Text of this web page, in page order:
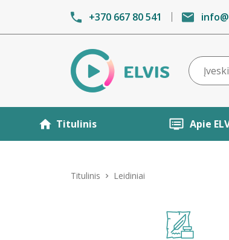
+370 667 80 541
Titulinis Apie
Titulinis Leidiniai